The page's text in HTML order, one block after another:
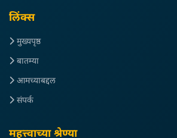
लिंक्स
मुख्यपृष्ठ
बातम्या
आमच्याबद्दल
संपर्क
महत्त्वाच्या श्रेण्या